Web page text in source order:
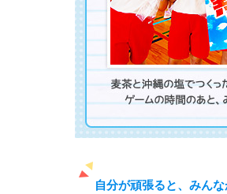
自分が頑張ると、みん